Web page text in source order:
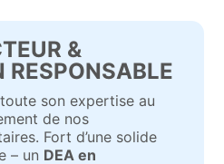
&
RESPONSABLE
son expertise au
de nos
Fort d’une solide
– un DEA en